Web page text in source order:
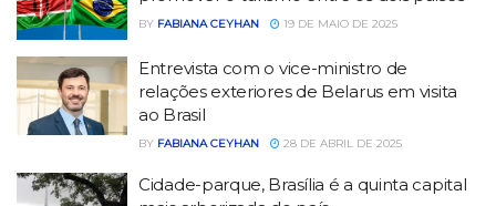
BY FABIANA CEYHAN 19 DE MAIO DE 2025
Entrevista com o vice-ministro de
relações exteriores de Belarus em visita
ao Brasil
BY FABIANA CEYHAN 28 DE ABRIL DE 2025
Cidade-parque, Brasília é a quinta capital